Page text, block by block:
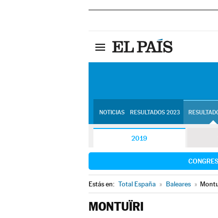
NOTICIAS RESULTADOS 2023
2019
Estás en: Total España » Baleares »
MONTUÏRI